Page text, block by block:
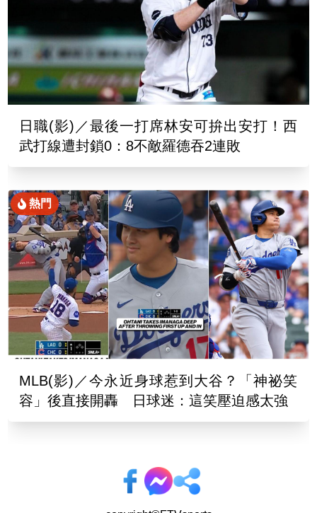
日職(影)／最後一打席林安可拚出安打！西
武打線遭封鎖0：8不敵羅德吞2連敗
熱門
MLB(影)／今永近身球惹到大谷？「神祕笑
容」後直接開轟 日球迷：這笑壓迫感太強